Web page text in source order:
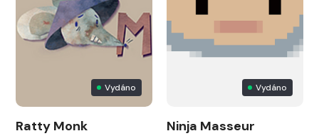
Vydáno
Ratty Monk
Vydáno
Ninja Masseur